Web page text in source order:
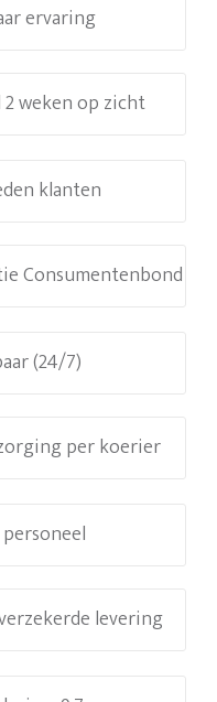
ervaring
weken op zicht
klanten
Consumentenbond
(24/7)
per koerier
levering